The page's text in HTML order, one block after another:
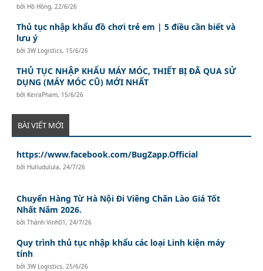
bởi Hồ Hồng, 22/6/26
Thủ tục nhập khẩu đồ chơi trẻ em | 5 điều cần biết và
lưu ý
bởi3W Logistics, 15/6/26
THỦ TỤC NHẬP KHẨU MÁY MÓC, THIẾT BỊ ĐÃ QUA SỬ
DỤNG (MÁY MÓC CŨ) MỚI NHẤT
bởi KeiraPham, 15/6/26
BÀI VIẾT MỚI
https://www.facebook.com/BugZapp.Official
bởi Hulludulula, 24/7/26
Chuyển Hàng Từ Hà Nội Đi Viêng Chăn Lào Giá Tốt
Nhất Năm 2026.
bởiThành Vinh01 , 24/7/26
Quy trình thủ tục nhập khẩu các loại Linh kiện máy
tính
bởi3W Logistics, 25/6/26